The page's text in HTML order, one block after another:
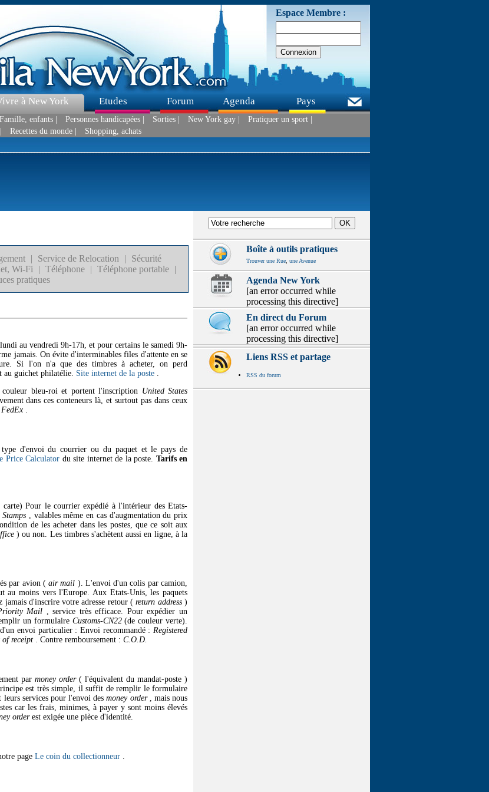
Espace Membre :
à New York
Famille, enfants | Personnes handicapées | Sorties | New York gay |
Pratiquer un sport |
Recettes du monde | Shopping, achats
Etudes Forum Agenda Pays
| Service de Relocation |
Sécurité
Wi-Fi | Téléphone | Téléphone portable
|
pratiques
au vendredi 9h-17h, et pour certains le samedi 9h-
jamais. On évite d'interminables files d'attente en se
Si l'on n'a que des timbres à acheter, on perd
au guichet philatélie. Site internet de la poste .
couleur bleu-roi et portent l'inscription United States
dans ces conteneurs là, et surtout pas dans ceux
FedEx .
d'envoi du courrier ou du paquet et le pays de
Price Calculator du site internet de la poste. Tarifs en
Pour le courrier expédié à l'intérieur des Etats-
, valables même en cas d'augmentation du prix
de les acheter dans les postes, que ce soit aux
) ou non. Les timbres s'achètent aussi en ligne, à la
par avion (air mail ). L'envoi d'un colis par camion,
au moins vers l'Europe. Aux Etats-Unis, les paquets
jamais d'inscrire votre adresse retour (return address)
Mail , service très efficace. Pour expédier un
un formulaire Customs-CN22(de couleur verte).
envoi particulier : Envoi recommandé : Registered
of receipt . Contre remboursement : C.O.D.
par money order( l'équivalent du mandat-poste )
est très simple, il suffit de remplir le formulaire
leurs services pour l'envoi desmoney order, mais nous
car les frais, minimes, à payer y sont moins élevés
orderest exigée une pièce d'identité.
page Le coin du collectionneur .
Boîte à outils pratiques
Trouver une Rue une Avenue
Agenda New York
[an error occurred while
processing this directive]
En direct du Forum
[an error occurred while
processing this directive]
Liens RSS et partage
RSS du forum